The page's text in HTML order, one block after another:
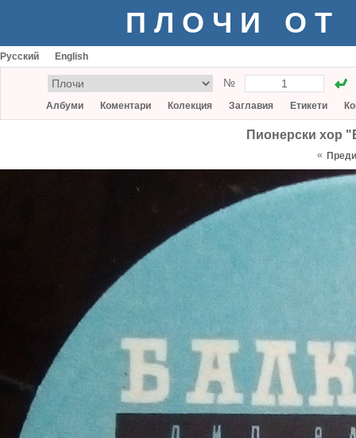
ПЛОЧИ ОТ
Русский English
№
Албуми Коментари Колекция Заглавия Етикети
Пионерски хор
«